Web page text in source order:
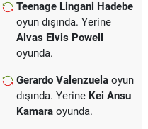
Teenage Lingani Hadebe
oyun dışında. Yerine
Alvas Elvis Powell
oyunda.
Gerardo Valenzuela oyun
dışında. Yerine Kei Ansu
Kamara oyunda.